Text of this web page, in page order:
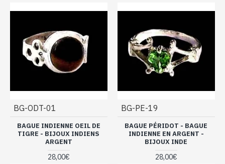
BG-ODT-01
BAGUE INDIENNE OEIL DE
TIGRE - BIJOUX INDIENS
ARGENT
28,00€
BG-PE-19
BAGUE PÉRIDOT - BAGUE
INDIENNE EN ARGENT -
BIJOUX INDE
28,00€